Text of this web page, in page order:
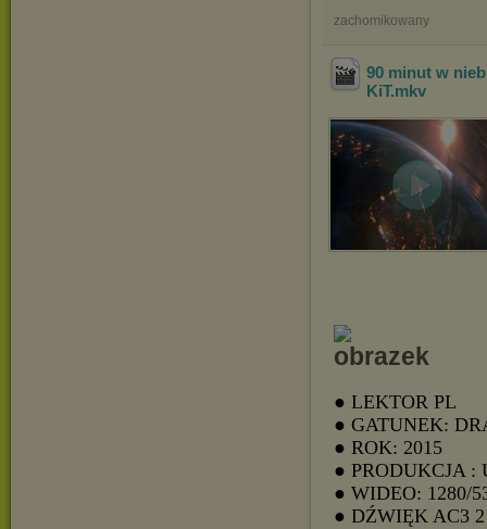
zachomikowany
90 minut w
KiT.mkv
● LEKTOR PL
● GATUNEK:
● ROK: 2015
● PRODUKCJA :
● WIDEO: 1280/
● DŹWIĘK AC3